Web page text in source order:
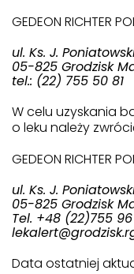
GEDEON RICHTER
ul. Ks. J.
05-825 Grodzisk
tel.: (22) 755 50 81
W celu uzyskania
o leku należy
GEDEON RICHTER
ul. Ks. J.
05-825 Grodzisk
Tel. +48 (22)755
Data ostatniej